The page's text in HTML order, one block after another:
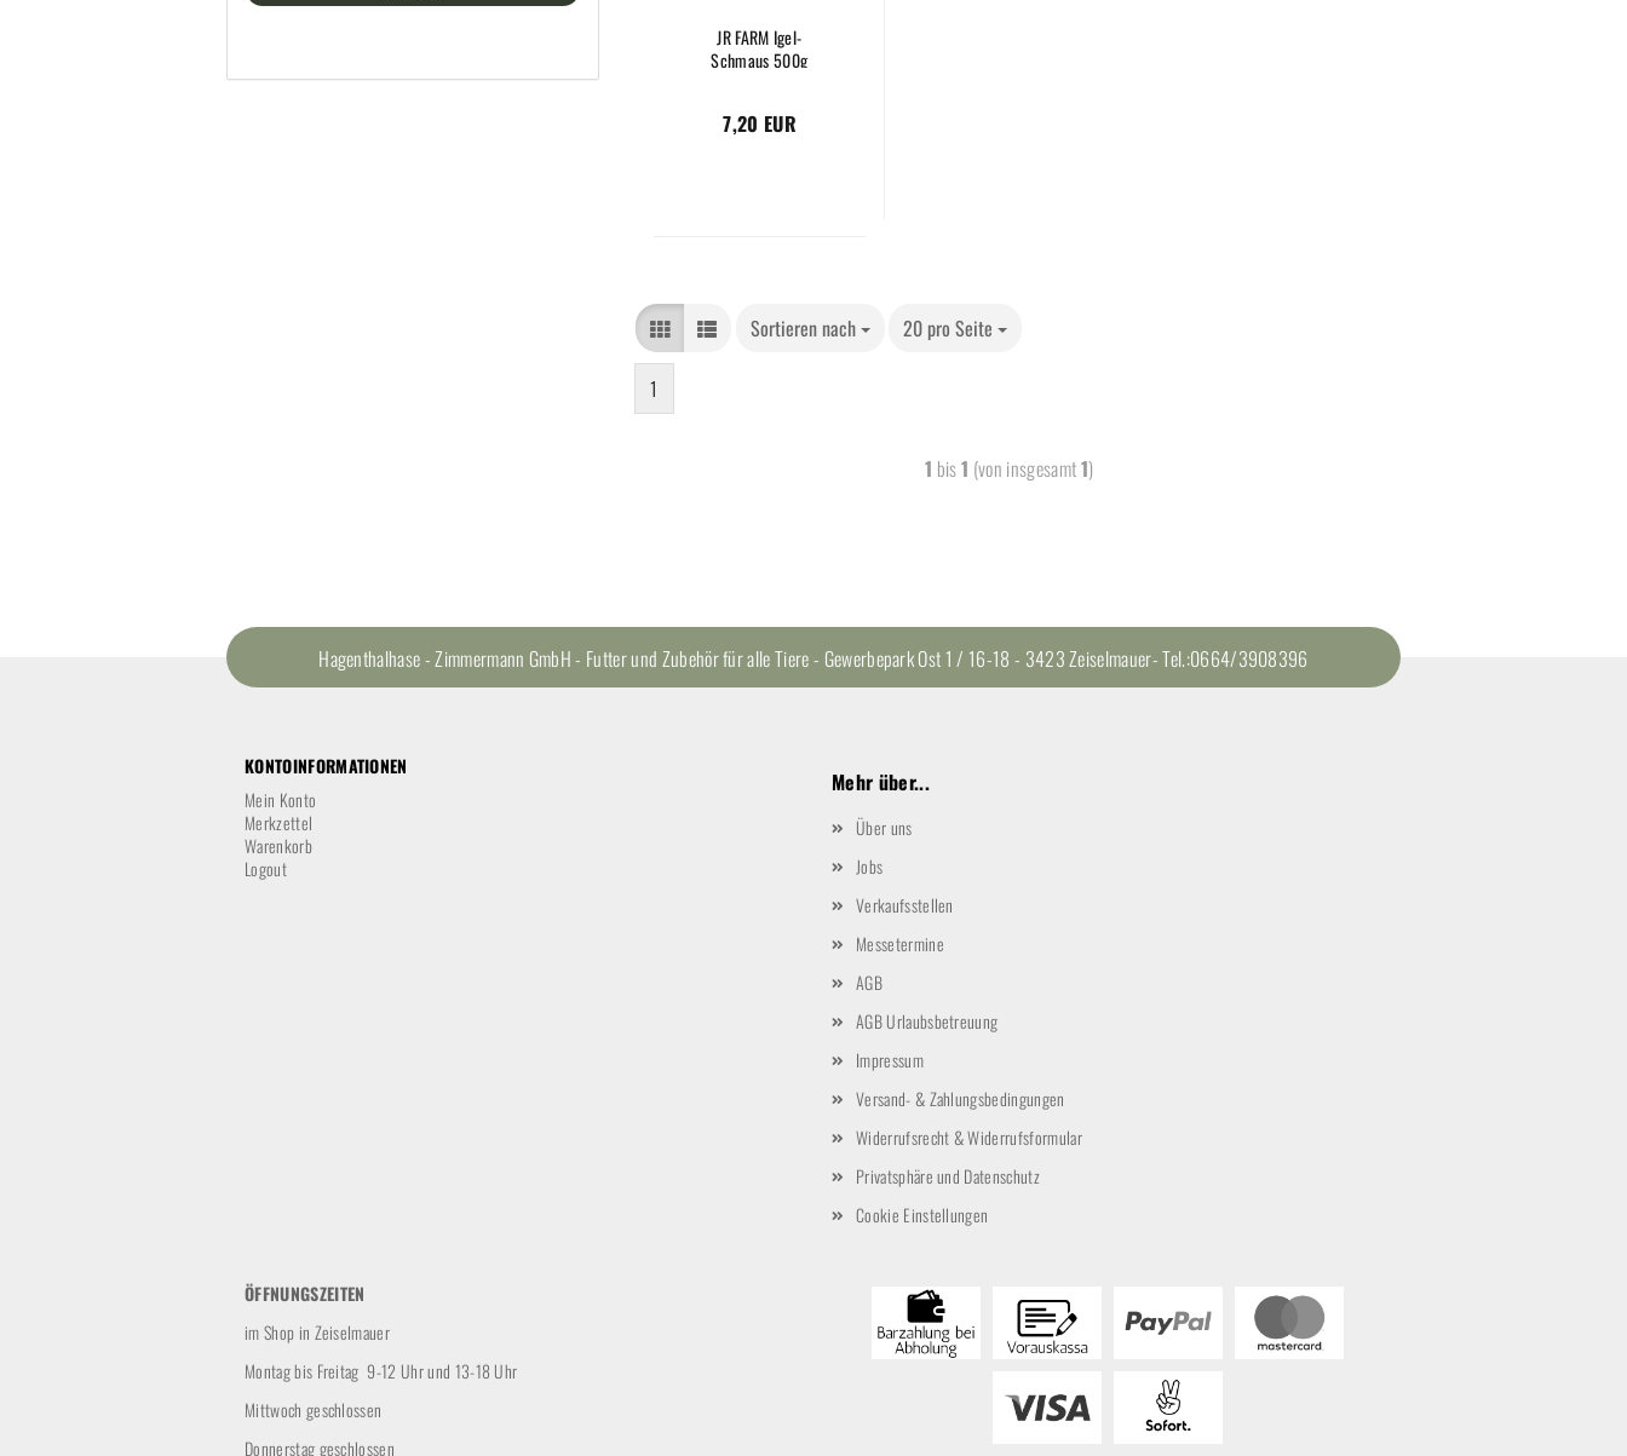
JR FARM Igel-
Schmaus 500g
7,20 EUR
Sortieren nach 20 pro Seite
1
1 bis1 (von insgesamt1)
Hagenthalhase - Zimmermann GmbH - Futter und Zubehör für alle Tiere - Gewerbepark Ost 1 / 16-18 - 3423 Zeiselmauer- Tel.:0664/3908396
KONTOINFORMATIONEN
Mein Konto
Merkzettel
Warenkorb
Logout
Mehr über...
Über uns
Jobs
Verkaufsstellen
Messetermine
AGB
AGB Urlaubsbetreuung
Impressum
Versand- & Zahlungsbedingungen
Widerrufsrecht & Widerrufsformular
Privatsphäre und Datenschutz
Cookie Einstellungen
ÖFFNUNGSZEITEN
im Shop in Zeiselmauer
Montag bis Freitag 9-12 Uhr und 13-18 Uhr
Mittwoch geschlossen
Donnerstag geschlossen